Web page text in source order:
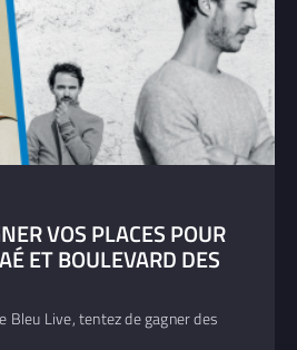
VOS PLACES POUR
ET BOULEVARD DES
Bleu Live, tentez de gagner des